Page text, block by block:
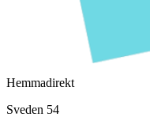
Hemmadirekt
Sveden 54